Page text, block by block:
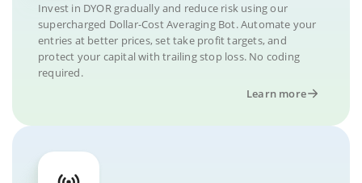
Invest in DYOR gradually and reduce risk using our
supercharged Dollar-Cost Averaging Bot. Automate your
entries at better prices, set take profit targets, and
protect your capital with trailing stop loss. No coding
required.
Learn more